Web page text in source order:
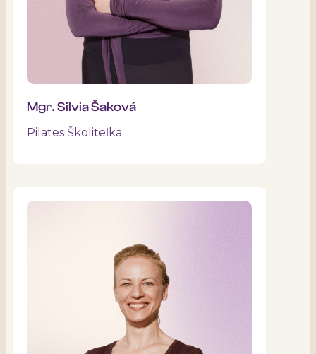
Mgr. Silvia Šaková
Pilates Školiteľka